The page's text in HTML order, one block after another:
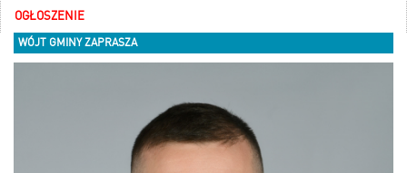
OGŁOSZENIE
WÓJT GMINY ZAPRASZA